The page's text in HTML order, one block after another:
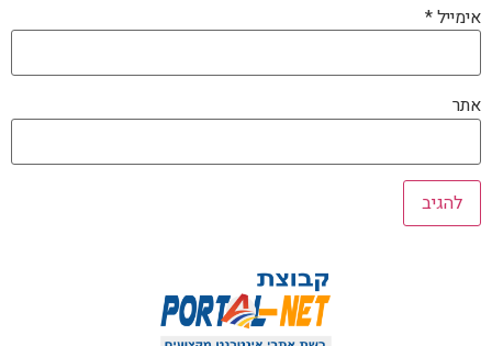
אימייל*
אתר